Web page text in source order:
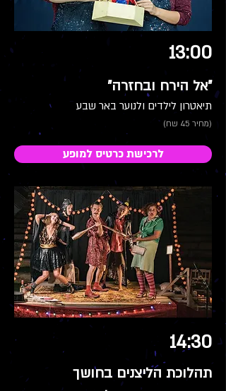
13:00
"אל הירח ובחזרה"
תיאטרון לילדים ולנוער באר שבע
(מחיר 45 שח)
לרכישת כרטיס למופע
14:30
תהלוכת הליצנים בחושך